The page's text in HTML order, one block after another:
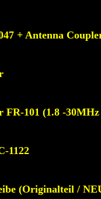
+ Antenna
FR-101 (1.8 -
1122
(Originalteil /